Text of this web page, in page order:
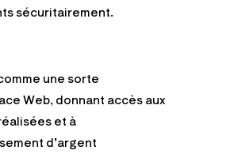
sécuritairement.
une sorte
Web, donnant accès aux
et à
d’argent